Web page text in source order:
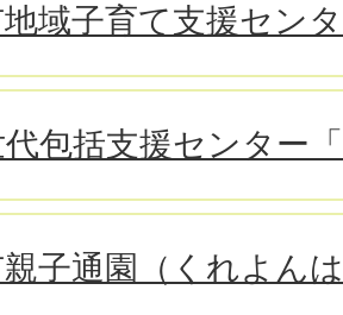
域子育て支援セン
包括支援センター
子通園（くれよん